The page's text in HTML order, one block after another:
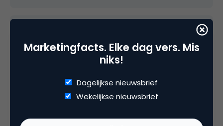
media
niet helemaal af volgens mij 😉
9 mei 2007 om 13:38
Marketingfacts. Elke dag vers. Mis
niks!
Dagelijkse nieuwsbrief
Wekelijkse nieuwsbrief